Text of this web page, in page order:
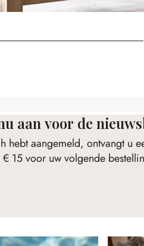
aan voor de
hebt aangemeld, ontvangt u
15 voor uw volgende